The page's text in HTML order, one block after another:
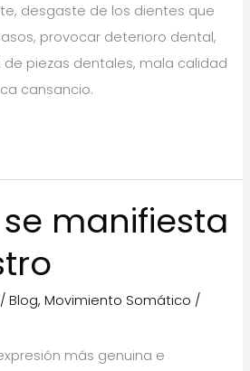
desgaste de los dientes que
provocar deterioro dental,
piezas dentales, mala calidad
cansancio.
se manifiesta
/Blog,Movimiento Somático /
más genuina e